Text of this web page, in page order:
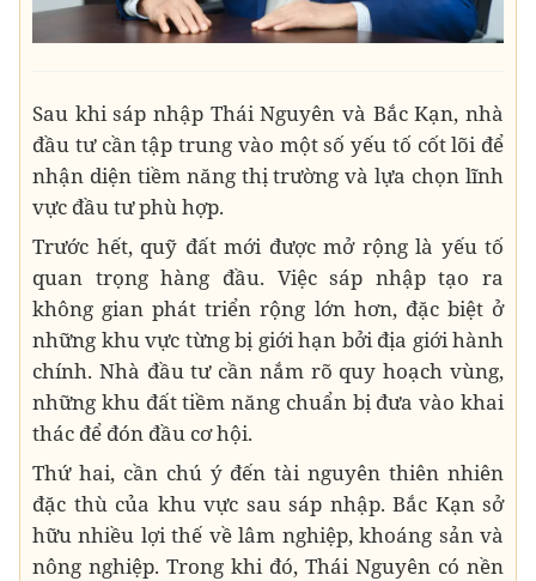
Sau khi sáp nhập Thái Nguyên và Bắc Kạn, nhà
đầu tư cần tập trung vào một số yếu tố cốt lõi để
nhận diện tiềm năng thị trường và lựa chọn lĩnh
vực đầu tư phù hợp.
Trước hết, quỹ đất mới được mở rộng là yếu tố
quan trọng hàng đầu. Việc sáp nhập tạo ra
không gian phát triển rộng lớn hơn, đặc biệt ở
những khu vực từng bị giới hạn bởi địa giới hành
chính. Nhà đầu tư cần nắm rõ quy hoạch vùng,
những khu đất tiềm năng chuẩn bị đưa vào khai
thác để đón đầu cơ hội.
Thứ hai, cần chú ý đến tài nguyên thiên nhiên
đặc thù của khu vực sau sáp nhập. Bắc Kạn sở
hữu nhiều lợi thế về lâm nghiệp, khoáng sản và
nông nghiệp. Trong khi đó, Thái Nguyên có nền